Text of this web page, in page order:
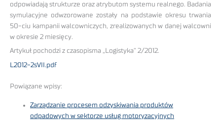
odpowiadają strukturze oraz atrybutom systemu realnego. Badania
symulacyjne odwzorowane zostały na podstawie okresu trwania
50-ciu kampanii walcowniczych, zrealizowanych w danej walcowni
w okresie 2 miesięcy.
Artykuł pochodzi z czasopisma „Logistyka” 2/2012.
L2012-2sVII.pdf
Powiązane wpisy:
Zarządzanie procesem odzyskiwania produktów
odpadowych w sektorze usług motoryzacyjnych